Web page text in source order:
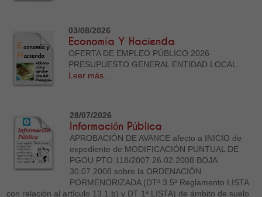
03/08/2026
Economía Y Hacienda
OFERTA DE EMPLEO PÚBLICO 2026
PRESUPUESTO GENERAL ENTIDAD LOCAL.
Leer más ...
28/07/2026
Información Pública
APROBACIÓN DE AVANCE afecto a INICIO de
expediente de MODIFICACIÓN PUNTUAL DE
PGOU PTO 118/2007 26.02.2008 BOJA
30.07.2008 sobre la ORDENACIÓN
PORMENORIZADA (DTª 3.5ª Reglamento LISTA
con relación al artículo 13.1.b) y DT 1ª LISTA) de ámbito de suelo